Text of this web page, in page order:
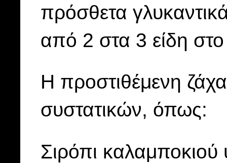
πρόσθετα
από 2 στα 3 είδη
Η προστιθέμενη
συστατικών, όπως:
Σιρόπι καλαμποκιού